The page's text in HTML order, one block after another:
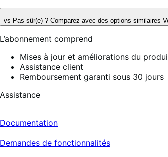
vs Pas sûr(e) ? Comparez avec des options similaires
L’abonnement comprend
Mises à jour et améliorations du
Assistance client
Remboursement garanti sous 30 jours
Assistance
Documentation
Demandes de fonctionnalités